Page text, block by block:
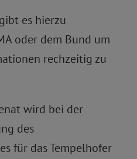
es hierzu
oder dem Bund um
rechzeitig zu
wird bei der
des
für das Tempelhofer